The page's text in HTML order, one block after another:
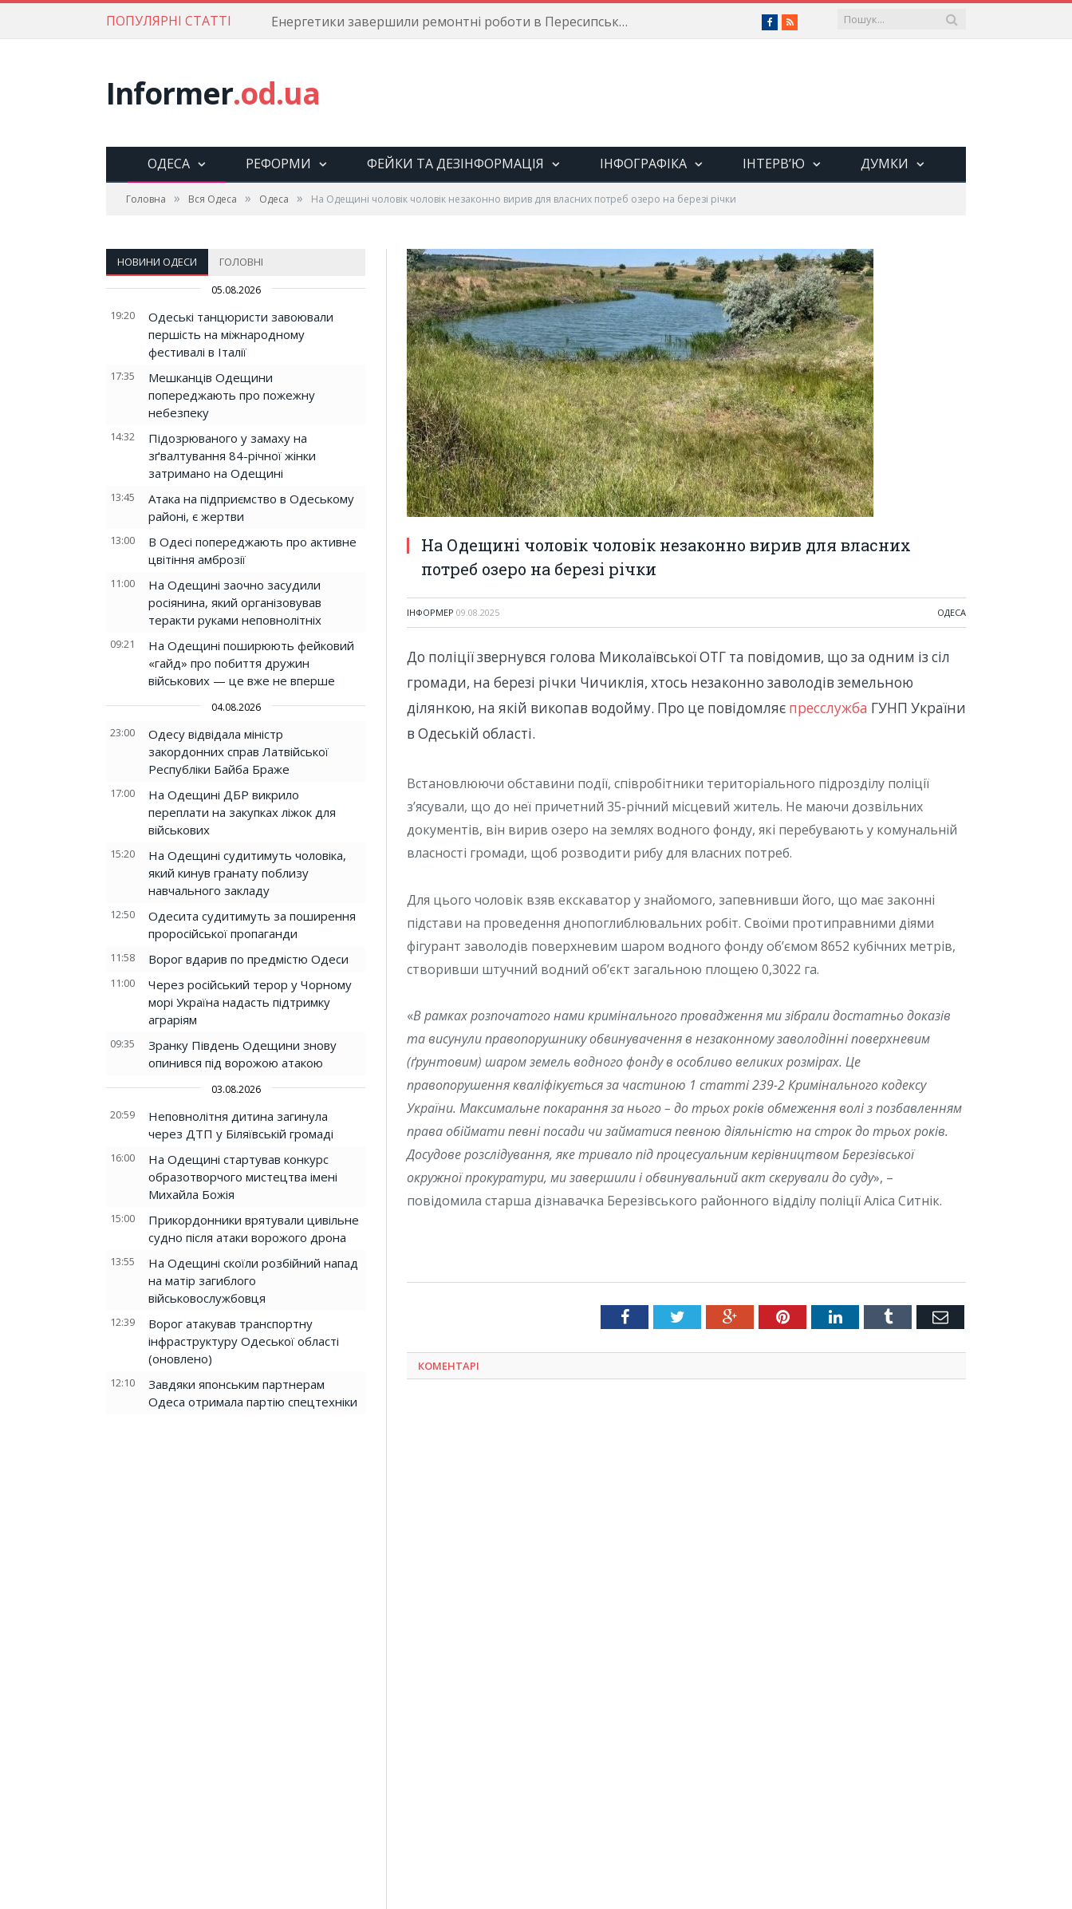
ПОПУЛЯРНІ СТАТТІ Енергетики завершили ремонтні роботи в Пересипському районі Facebook
RSS
Informer.od.ua
ОДЕСА РЕФОРМИ ФЕЙКИ ТА ДЕЗІНФОРМАЦІЯ ІНФОГРАФІКА ІНТЕРВ’Ю ДУМКИ
Головна » Вся Одеса » Одеса » На Одещині чоловік чоловік незаконно вирив для власних потреб озеро на березі річки
НОВИНИ ОДЕСИ ГОЛОВНІ
05.08.2026
19:20
Одеські танцюристи завоювали
першість на міжнародному
фестивалі в Італії
17:35
Мешканців Одещини
попереджають про пожежну
небезпеку
14:32
Підозрюваного у замаху на
зґвалтування 84-річної жінки
затримано на Одещині
13:45
Атака на підприємство в Одеському
районі, є жертви
13:00
В Одесі попереджають про активне
цвітіння амброзії
11:00
На Одещині заочно засудили
росіянина, який організовував
теракти руками неповнолітніх
09:21
На Одещині поширюють фейковий
«гайд» про побиття дружин
військових — це вже не вперше
04.08.2026
23:00
Одесу відвідала міністр
закордонних справ Латвійської
Республіки Байба Браже
17:00
На Одещині ДБР викрило
переплати на закупках ліжок для
військових
15:20
На Одещині судитимуть чоловіка,
який кинув гранату поблизу
навчального закладу
12:50
Одесита судитимуть за поширення
проросійської пропаганди
11:58 Ворог вдарив по предмістю Одеси
11:00
Через російський терор у Чорному
морі Україна надасть підтримку
аграріям
09:35
Зранку Південь Одещини знову
опинився під ворожою атакою
03.08.2026
20:59
Неповнолітня дитина загинула
через ДТП у Біляївській громаді
16:00
На Одещині стартував конкурс
образотворчого мистецтва імені
Михайла Божія
15:00
Прикордонники врятували цивільне
судно після атаки ворожого дрона
13:55
На Одещині скоїли розбійний напад
на матір загиблого
військовослужбовця
12:39
Ворог атакував транспортну
інфраструктуру Одеської області
(оновлено)
12:10
Завдяки японським партнерам
Одеса отримала партію спецтехніки
На Одещині чоловік чоловік незаконно вирив для власних
потреб озеро на березі річки
ІНФОРМЕР 09.08.2025 ОДЕСА
До поліції звернувся голова Миколаївської ОТГ та повідомив, що за одним із сіл
громади, на березі річки Чичиклія, хтось незаконно заволодів земельною
ділянкою, на якій викопав водойму. Про це повідомляє пресслужба ГУНП України
в Одеській області.
Встановлюючи обставини події, співробітники територіального підрозділу поліції
з’ясували, що до неї причетний 35-річний місцевий житель. Не маючи дозвільних
документів, він вирив озеро на землях водного фонду, які перебувають у комунальній
власності громади, щоб розводити рибу для власних потреб.
Для цього чоловік взяв екскаватор у знайомого, запевнивши його, що має законні
підстави на проведення днопоглиблювальних робіт. Своїми протиправними діями
фігурант заволодів поверхневим шаром водного фонду об’ємом 8652 кубічних метрів,
створивши штучний водний об’єкт загальною площею 0,3022 га.
«В рамках розпочатого нами кримінального провадження ми зібрали достатньо доказів
та висунули правопорушнику обвинувачення в незаконному заволодінні поверхневим
(ґрунтовим) шаром земель водного фонду в особливо великих розмірах. Це
правопорушення кваліфікується за частиною 1 статті 239-2 Кримінального кодексу
України. Максимальне покарання за нього – до трьох років обмеження волі з позбавленням
права обіймати певні посади чи займатися певною діяльністю на строк до трьох років.
Досудове розслідування, яке тривало під процесуальним керівництвом Березівської
окружної прокуратури, ми завершили і обвинувальний акт скерували до суду», –
повідомила старша дізнавачка Березівського районного відділу поліції Аліса Ситнік.
FacebookTwitter Google+PinterestLinkedInTumblr Емейл
КОМЕНТАРІ